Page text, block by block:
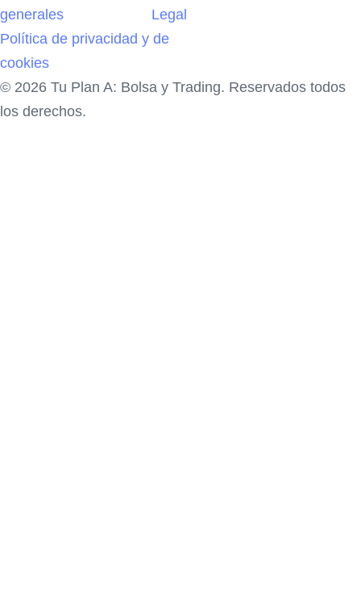
generales
Legal
Política de privacidad y de
cookies
© 2026 Tu Plan A: Bolsa y Trading. Reservados todos
los derechos.